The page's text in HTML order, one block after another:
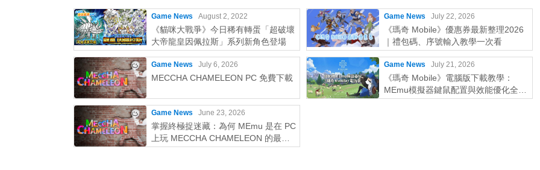
Game News August 2, 2022
《貓咪大戰爭》今日稀有轉蛋「超破壞
大帝龍皇因佩拉斯」系列新角色登場
Game News July 6, 2026
MECCHA CHAMELEON PC 免費下載
Game News June 23, 2026
掌握終極捉迷藏：為何 MEmu 是在 PC
上玩 MECCHA CHAMELEON 的最佳
選擇！
Game News July 22, 2026
《瑪奇 Mobile》優惠券最新整理2026
｜禮包碼、序號輸入教學一次看
Game News July 21, 2026
《瑪奇 Mobile》電腦版下載教學：
MEmu模擬器鍵鼠配置與效能優化全攻
略